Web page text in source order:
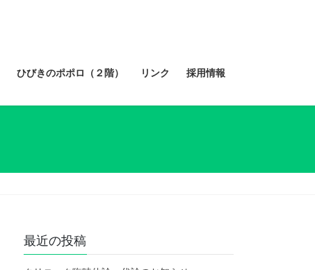
ひびきのポポロ（２階） リンク 採用情報
最近の投稿